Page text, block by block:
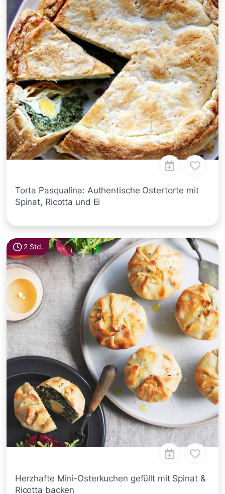
Torta Pasqualina: Authentische Ostertorte mit
Spinat, Ricotta und Ei
2 Std.
Herzhafte Mini-Osterkuchen gefüllt mit Spinat &
Ricotta backen